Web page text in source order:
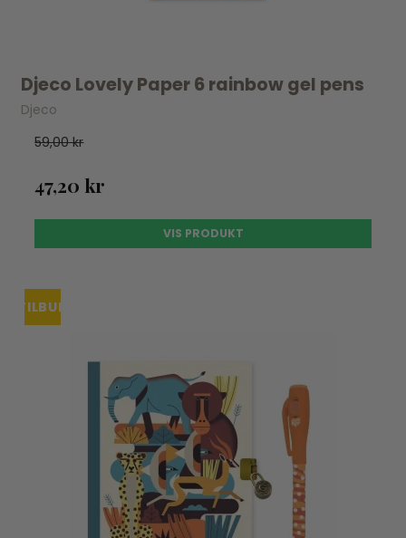
Djeco Lovely Paper 6 rainbow gel pens
Djeco
59,00 kr
47,20 kr
VIS PRODUKT
TILBUD